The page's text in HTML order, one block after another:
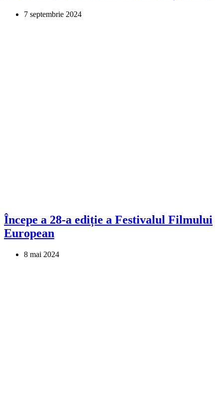
7 septembrie 2024
Începe a 28-a ediție a Festivalul Filmului
European
8 mai 2024